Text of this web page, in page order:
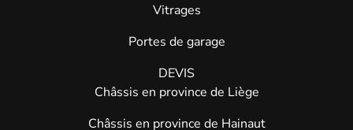
Vitrages
Portes de garage
DEVIS
Châssis en province de Liège
Châssis en province de Hainaut